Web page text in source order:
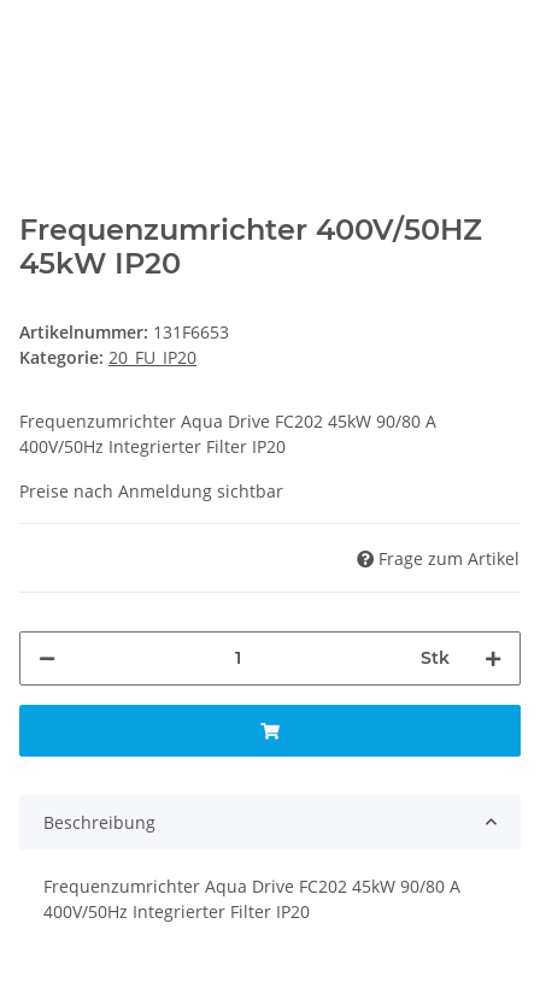
Frequenzumrichter 400V/50HZ
45kW IP20
Artikelnummer: 131F6653
Kategorie: 20_FU_IP20
Frequenzumrichter Aqua Drive FC202 45kW 90/80 A
400V/50Hz Integrierter Filter IP20
Preise nach Anmeldung sichtbar
Frage zum Artikel
Stk
Beschreibung
Frequenzumrichter Aqua Drive FC202 45kW 90/80 A
400V/50Hz Integrierter Filter IP20